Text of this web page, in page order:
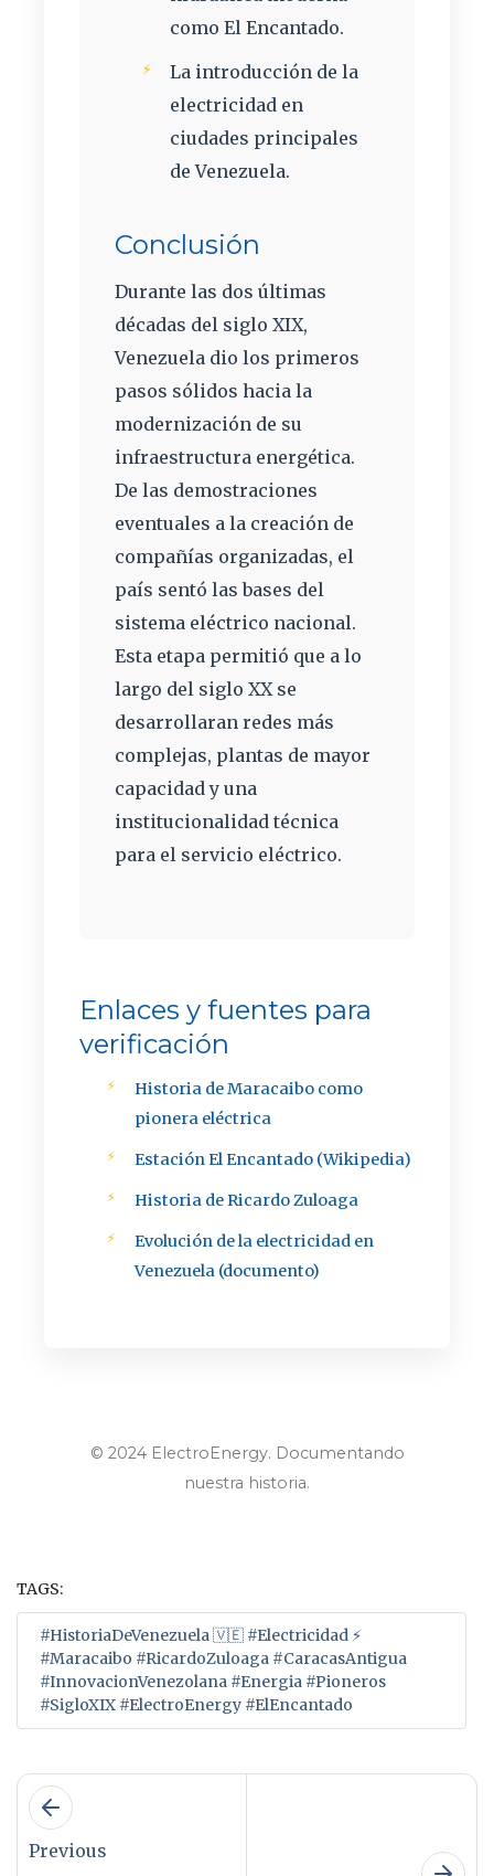
como El Encantado.
La introducción de la
electricidad en
ciudades principales
de Venezuela.
Conclusión
Durante las dos últimas
décadas del siglo XIX,
Venezuela dio los primeros
pasos sólidos hacia la
modernización de su
infraestructura energética.
De las demostraciones
eventuales a la creación de
compañías organizadas, el
país sentó las bases del
sistema eléctrico nacional.
Esta etapa permitió que a lo
largo del siglo XX se
desarrollaran redes más
complejas, plantas de mayor
capacidad y una
institucionalidad técnica
para el servicio eléctrico.
Enlaces y fuentes para
verificación
Historia de Maracaibo como
pionera eléctrica
Estación El Encantado (Wikipedia)
Historia de Ricardo Zuloaga
Evolución de la electricidad en
Venezuela (documento)
© 2024 ElectroEnergy. Documentando
nuestra historia.
TAGS:
#HistoriaDeVenezuela 🇻🇪 #Electricidad ⚡
#Maracaibo #RicardoZuloaga #CaracasAntigua
#InnovacionVenezolana #Energia #Pioneros
#SigloXIX #ElectroEnergy #ElEncantado
Previous